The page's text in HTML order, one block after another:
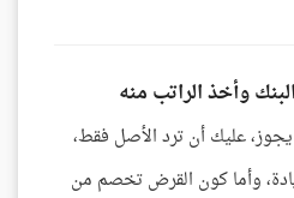
وأخذ الراتب منه
عليك أن ترد الأصل فقط،
وأما كون القرض تخصم من